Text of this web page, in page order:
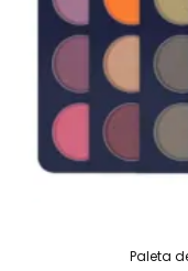
Paleta